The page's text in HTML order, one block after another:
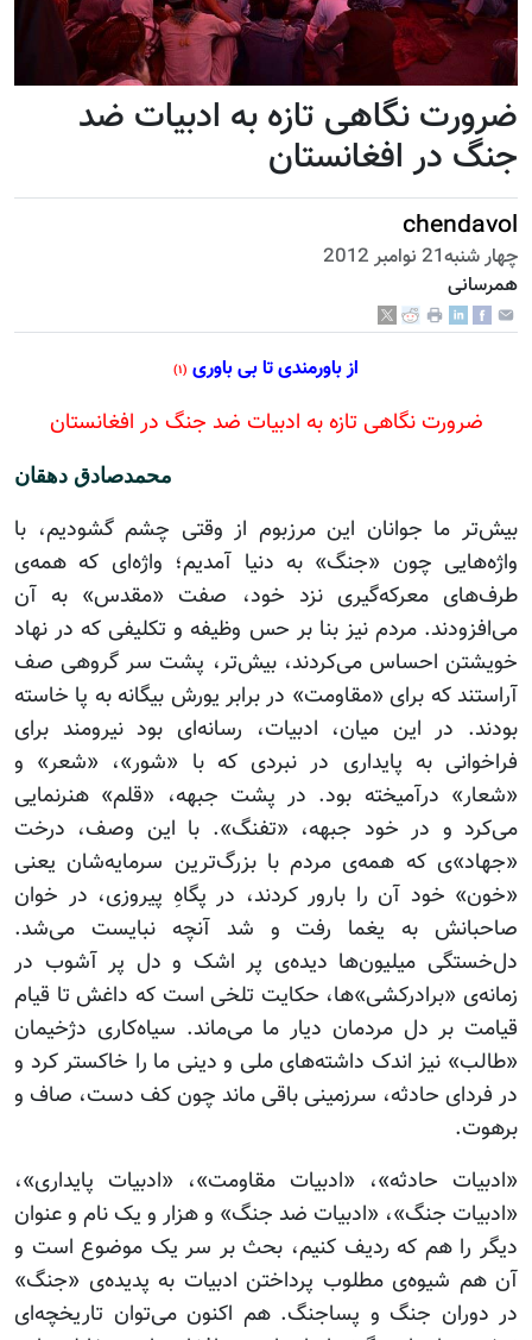
ضرورت نگاهی تازه به ادبیات ضد
جنگ در افغانستان
chendavol
چهار شنبه21 نوامبر 2012
همرسانی
از باورمندی تا بی باوری (۱)
ضرورت نگاهی تازه به ادبیات ضد جنگ در افغانستان
محمدصادق دهقان
بیش‌تر ما جوانان این مرزبوم از وقتی چشم گشودیم، با
واژه‌‌هایی چون «جنگ» به دنیا آمدیم؛ واژه‌ای که همه‌ی
طرف‌های معرکه‌گیری نزد خود، صفت «مقدس» به آن
می‌‌افزودند. مردم نیز بنا بر حس وظیفه و تکلیفی که در نهاد
خویشتن احساس می‌کردند، بیش‌تر، پشت سر گروهی صف
آراستند که برای «مقاومت» در برابر یورش بیگانه به پا خاسته
بودند. در این میان، ادبیات، رسانه‌ای بود نیرومند برای
فراخوانی به پایداری در نبردی که با «شور»، «شعر» و
«شعار» درآمیخته بود. در پشت جبهه، «قلم» هنرنمایی
می‌کرد و در خود جبهه، «تفنگ». با این وصف، درخت
«جهاد»ی که همه‌ی مردم با بزرگ‌ترین سرمایه‌شان یعنی
«خون» خود آن را بارور کردند، در پگاهِ پیروزی، در خوان
صاحبانش به یغما رفت و شد آنچه نبایست می‌شد.
دل‌خستگی میلیون‌ها دیده‌ی پر اشک و دل پر آشوب در
زمانه‌ی «برادرکشی»ها، حکایت تلخی است که داغش تا قیام
قیامت بر دل مردمان دیار ما می‌ماند. سیاه‌کاری دژخیمان
«طالب» نیز اندک داشته‌های ملی و دینی ما را خاکستر کرد و
در فردای حادثه، سرزمینی باقی ماند چون کف دست، صاف و
برهوت.
«ادبیات حادثه»، «ادبیات مقاومت»، «ادبیات پایداری»،
«ادبیات جنگ»، «ادبیات ضد جنگ» و هزار و یک نام و عنوان
دیگر را هم که ردیف کنیم، بحث بر سر یک موضوع است و
آن هم شیوه‌ی مطلوب پرداختن ادبیات به پدیده‌ی «جنگ»
در دوران جنگ و پساجنگ. هم اکنون می‌توان تاریخچه‌ای